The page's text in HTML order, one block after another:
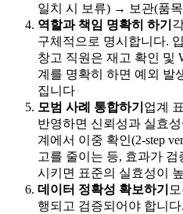
일치 시 보류) → 보관(품
역할과 책임 명확히 하기
구체적으로 명시합니다.
창고 직원은 재고 확인 및
계를 명확히 하면 예외 발
집니다
모범 사례 통합하기 업계
반영하면 신뢰성과 실효
계에서 이중 확인(2-step
고를 줄이는 등, 효과가
시키면 표준의 실효성이
데이터 정확성 확보하기
행되고 검증되어야 합니